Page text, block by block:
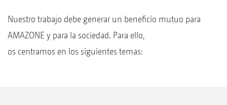
Nuestro trabajo debe generar un beneficio mutuo para
AMAZONE y para la sociedad. Para ello,
os centramos en los siguientes temas: